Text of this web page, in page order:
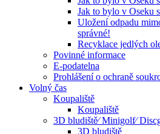
Jak to bylo v Oseku
Uložení odpadu
správné!
Recyklace jedlých
Povinné informace
E-podatelna
Prohlášení o ochraně
Volný čas
Koupaliště
Koupaliště
3D bludiště⁄ Minigolf⁄
3D bludiště